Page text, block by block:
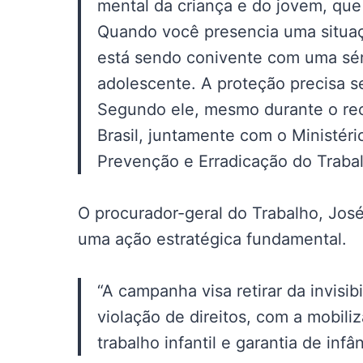
mental da criança e do jovem,
Quando você presencia uma
está sendo conivente com uma
adolescente. A proteção precisa
Segundo ele, mesmo durante o
Brasil, juntamente com o
Prevenção e Erradicação do
O procurador-geral do Trabalho,
uma ação estratégica fundamental.
“A campanha visa retirar da
violação de direitos, com a
trabalho infantil e garantia de